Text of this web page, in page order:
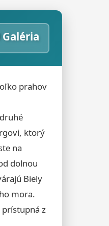
Galéria
prahov
ktorý
na
dolnou
Biely
mora.
prístupná z